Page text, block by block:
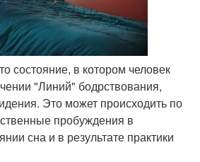
состояние, в котором человек
"Линий" бодрствования,
Это может происходить по
пробуждения в
сна и в результате практики